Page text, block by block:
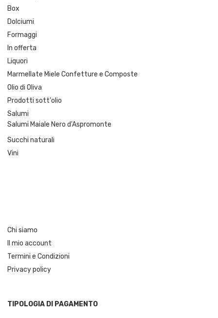
Box
Dolciumi
Formaggi
In offerta
Liquori
Marmellate Miele Confetture e Composte
Olio di Oliva
Prodotti sott'olio
Salumi
Salumi Maiale Nero d'Aspromonte
Succhi naturali
Vini
Chi siamo
Il mio account
Termini e Condizioni
Privacy policy
TIPOLOGIA DI PAGAMENTO